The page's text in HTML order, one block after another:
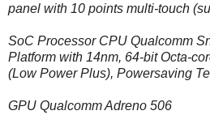
panel with 10 points multi-touch
SoC Processor CPU Qualcomm
Platform with 14nm, 64-bit Octa-
(Low Power Plus), Powersaving
GPU Qualcomm Adreno 506